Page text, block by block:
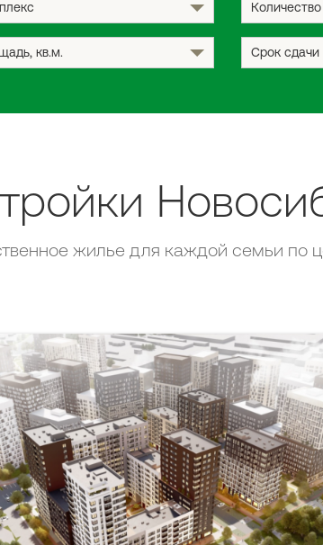
, кв.м. Срок
жилье для каждой семьи по